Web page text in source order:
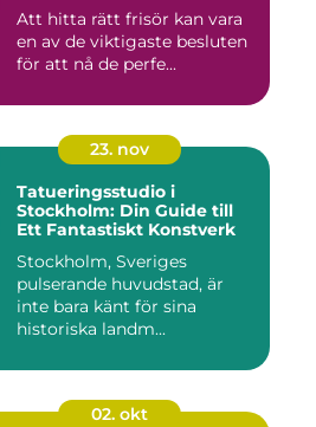
Att hitta rätt frisör kan vara
en av de viktigaste besluten
för att nå de perfe...
23. nov
Tatueringsstudio i
Stockholm: Din Guide till
Ett Fantastiskt Konstverk
Stockholm, Sveriges
pulserande huvudstad, är
inte bara känt för sina
historiska landm...
02. okt